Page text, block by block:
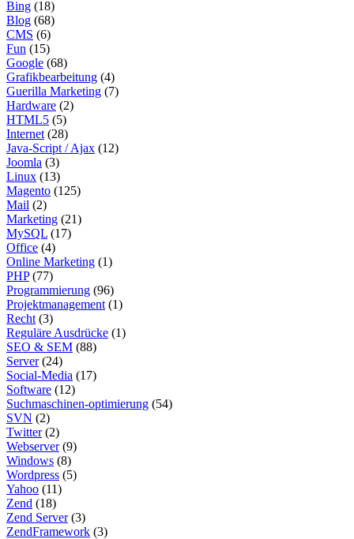
Bing (18)
Blog (68)
CMS (6)
Fun (15)
Google (68)
Grafikbearbeitung (4)
Guerilla Marketing (7)
Hardware (2)
HTML5 (5)
Internet (28)
Java-Script / Ajax (12)
Joomla (3)
Linux (13)
Magento (125)
Mail (2)
Marketing (21)
MySQL (17)
Office (4)
Online Marketing (1)
PHP(77)
Programmierung (96)
Projektmanagement (1)
Recht (3)
Reguläre Ausdrücke (1)
SEO & SEM (88)
Server(24)
Social-Media (17)
Software (12)
Suchmaschinen-optimierung (54)
SVN (2)
Twitter(2)
Webserver(9)
Windows (8)
Wordpress (5)
Yahoo (11)
Zend (18)
Zend Server(3)
ZendFramework (3)